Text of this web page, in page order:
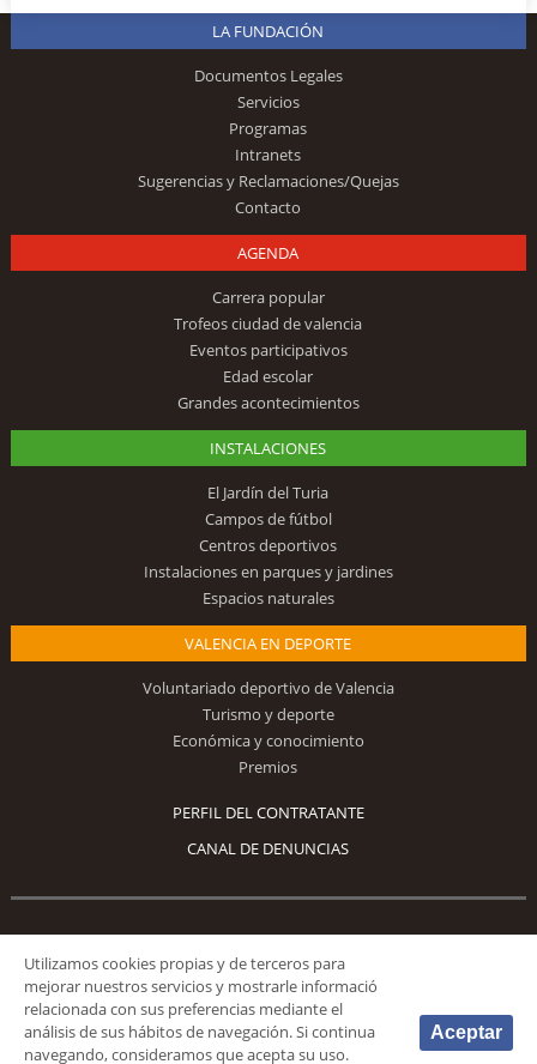
LA FUNDACIÓN
Documentos Legales
Servicios
Programas
Intranets
Sugerencias y Reclamaciones/Quejas
Contacto
AGENDA
Carrera popular
Trofeos ciudad de valencia
Eventos participativos
Edad escolar
Grandes acontecimientos
INSTALACIONES
El Jardín del Turia
Campos de fútbol
Centros deportivos
Instalaciones en parques y jardines
Espacios naturales
VALENCIA EN DEPORTE
Voluntariado deportivo de Valencia
Turismo y deporte
Económica y conocimiento
Premios
PERFIL DEL CONTRATANTE
CANAL DE DENUNCIAS
Síguenos
Utilizamos cookies propias y de terceros para
mejorar nuestros servicios y mostrarle informació
relacionada con sus preferencias mediante el
análisis de sus hábitos de navegación. Si continua
navegando, consideramos que acepta su uso.
Aceptar